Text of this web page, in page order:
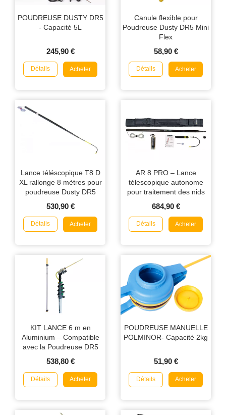
POUDREUSE DUSTY DR5
- Capacité 5L
245,90 €
Détails Acheter
Canule flexible pour
Poudreuse Dusty DR5 Mini
Flex
58,90 €
Détails Acheter
Lance téléscopique T8 D
XL rallonge 8 mètres pour
poudreuse Dusty DR5
530,90 €
Détails Acheter
AR 8 PRO – Lance
télescopique autonome
pour traitement des nids
jusqu’à 8 m
684,90 €
Détails Acheter
KIT LANCE 6 m en
Aluminium – Compatible
avec la Poudreuse DR5
538,80 €
Détails Acheter
POUDREUSE MANUELLE
POLMINOR- Capacité 2kg
51,90 €
Détails Acheter